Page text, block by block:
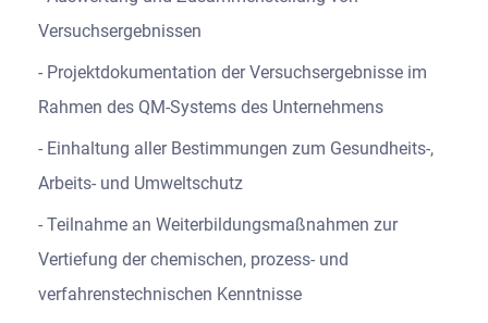
Versuchsergebnissen
Projektdokumentation der Versuchsergebnisse im
Rahmen des QM-Systems des Unternehmens
Einhaltung aller Bestimmungen zum Gesundheits-,
Arbeits- und Umweltschutz
Teilnahme an Weiterbildungsmaßnahmen zur
Vertiefung der chemischen, prozess- und
verfahrenstechnischen Kenntnisse